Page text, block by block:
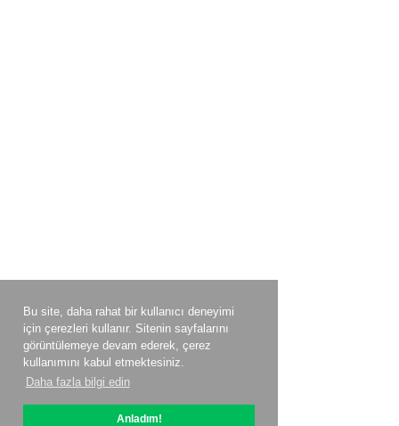
Bu site, daha rahat bir kullanıcı deneyimi
için çerezleri kullanır. Sitenin sayfalarını
görüntülemeye devam ederek, çerez
kullanımını kabul etmektesiniz.
Daha fazla bilgi edin
Anladım!